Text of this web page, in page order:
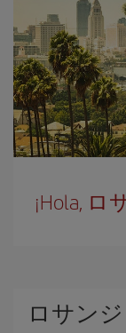
¡Hola,
ロサン